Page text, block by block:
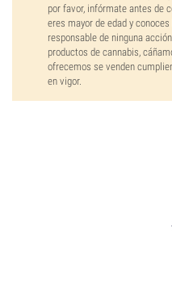
por favor, infórmate antes de
eres mayor de edad y
responsable de ninguna
productos de cannabis,
ofrecemos se venden
en vigor.